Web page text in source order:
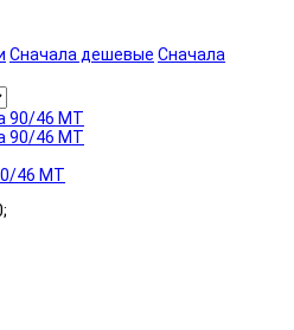
Сначала дешевые Сначала
46 МТ